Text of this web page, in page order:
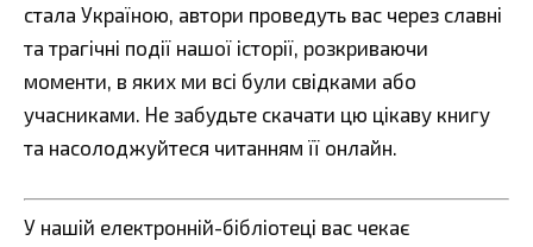
стала Україною, автори проведуть вас через славні
та трагічні події нашої історії, розкриваючи
моменти, в яких ми всі були свідками або
учасниками. Не забудьте скачати цю цікаву книгу
та насолоджуйтеся читанням її онлайн.
У нашій електронній-бібліотеці вас чекає